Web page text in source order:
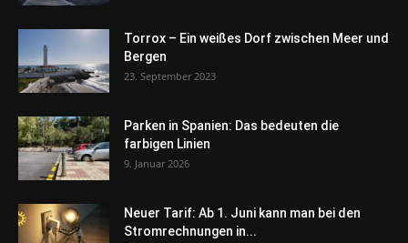
Torrox – Ein weißes Dorf zwischen Meer und
Bergen
23. September 2023
Parken in Spanien: Das bedeuten die
farbigen Linien
9. Januar 2026
Neuer Tarif: Ab 1. Juni kann man bei den
Stromrechnungen in...